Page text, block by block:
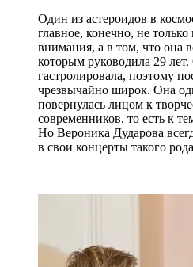
Один из астероидов в
главное, конечно, не
внимания, а в том, что она
которым руководила 29
гастролировала, поэтому
чрезвычайно широк. Она
повернулась лицом к
современников, то есть к
Но Вероника Дударова
в свои концерты такого